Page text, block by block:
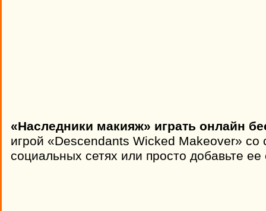
«Наследники макияж» играть онлайн
игрой «Descendants Wicked Makeover» со
социальных сетях или просто добавьте ее